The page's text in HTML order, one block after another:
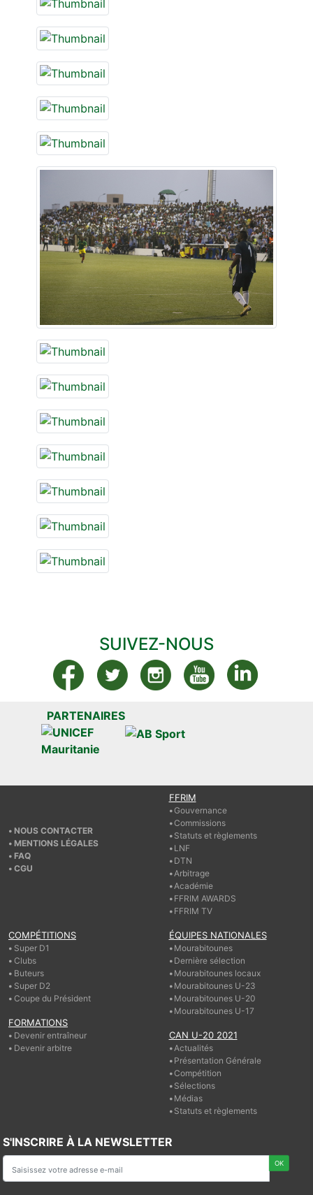
SUIVEZ-NOUS
PARTENAIRES
NOUS CONTACTER
MENTIONS LÉGALES
FAQ
CGU
FFRIM
Gouvernance
Commissions
Statuts et règlements
LNF
DTN
Arbitrage
Académie
FFRIM AWARDS
FFRIM TV
COMPÉTITIONS
Super D1
Clubs
Buteurs
Super D2
Coupe du Président
FORMATIONS
Devenir entraîneur
Devenir arbitre
ÉQUIPES NATIONALES
Mourabitounes
Dernière sélection
Mourabitounes locaux
Mourabitounes U-23
Mourabitounes U-20
Mourabitounes U-17
CAN U-20 2021
Actualités
Présentation Générale
Compétition
Sélections
Médias
Statuts et règlements
S'INSCRIRE À LA NEWSLETTER